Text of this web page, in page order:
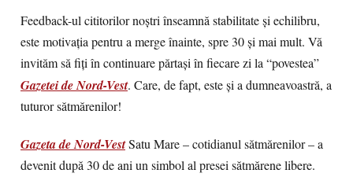
Feedback-ul cititorilor noştri înseamnă stabilitate şi echilibru,
este motivaţia pentru a merge înainte, spre 30 şi mai mult. Vă
invităm să fiţi în continuare părtaşi în fiecare zi la “povestea”
Gazetei de Nord-Vest. Care, de fapt, este şi a dumneavoastră, a
tuturor sătmărenilor!
Gazeta de Nord-VestSatu Mare – cotidianul sătmărenilor – a
devenit după 30 de ani un simbol al presei sătmărene libere.